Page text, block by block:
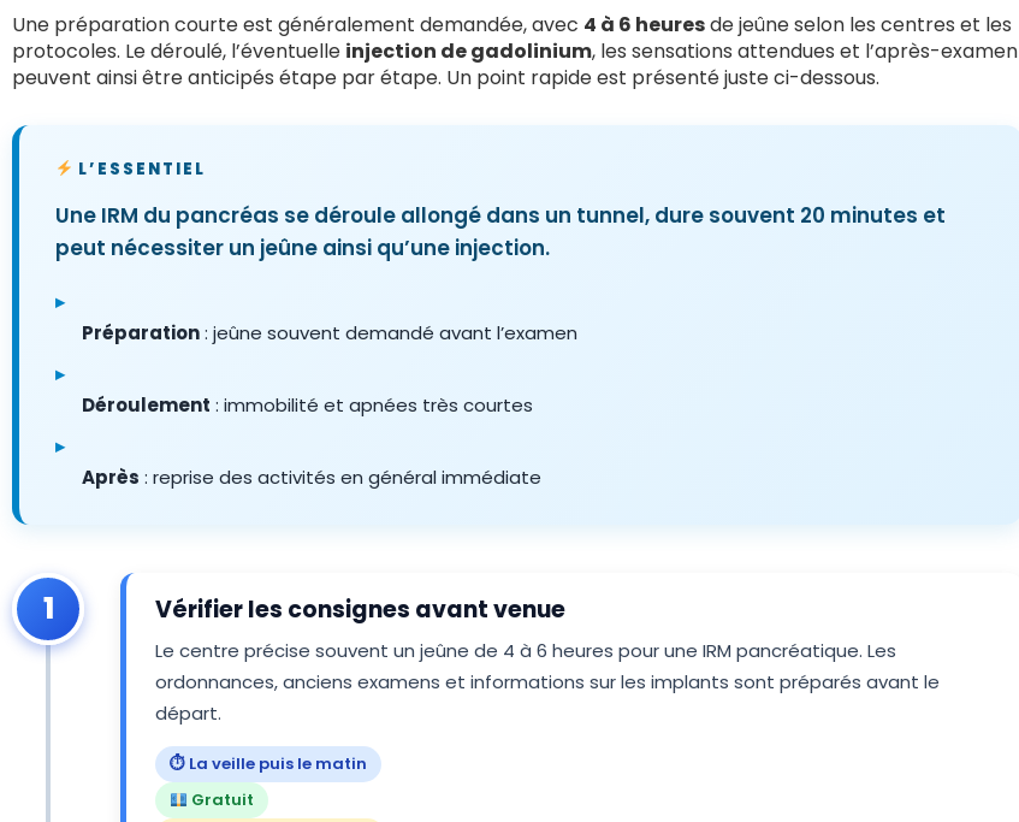
Une préparation courte est généralement demandée, avec 4 à 6 heuresde jeûne selon les centres et les
protocoles. Le déroulé, l’éventuelle injection de gadolinium, les sensations attendues et l’après-examen
peuvent ainsi être anticipés étape par étape. Un point rapide est présenté juste ci-dessous.
L’ESSENTIEL
Une IRM du pancréas se déroule allongé dans un tunnel, dure souvent 20 minutes et
peut nécessiter un jeûne ainsi qu’une injection.
▸
Préparation: jeûne souvent demandé avant l’examen
▸
Déroulement : immobilité et apnées très courtes
▸
Après : reprise des activités en général immédiate
1 Vérifier les consignes avant venue
Le centre précise souvent un jeûne de 4 à 6 heures pour une IRM pancréatique. Les
ordonnances, anciens examens et informations sur les implants sont préparés avant le
départ.
⏱ La veille puis le matin
Gratuit